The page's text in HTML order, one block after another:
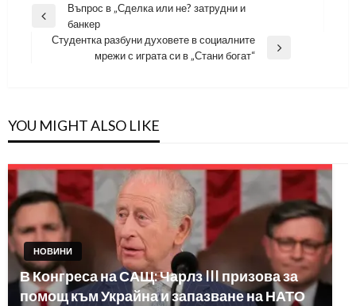
Навигация
Previous
Post
Въпрос в „Сделка или не? затрудни и
банкер
Студентка разбуни духовете в социалните
мрежи с играта си в „Стани богат“
YOU MIGHT ALSO LIKE
НОВИНИ
В Конгреса на САЩ: Чарлз III призова за
помощ към Украйна и запазване на НАТО